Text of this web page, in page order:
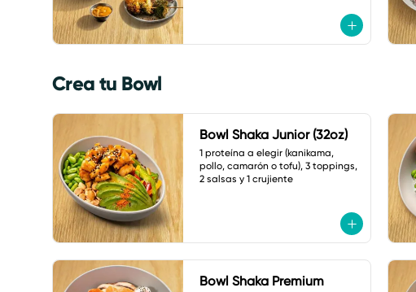
Crea tu Bowl
Bowl Shaka Junior (32oz)
1 proteína a elegir (kanikama,
pollo, camarón o tofu), 3 toppings,
2 salsas y 1 crujiente
Bowl Shaka Premium